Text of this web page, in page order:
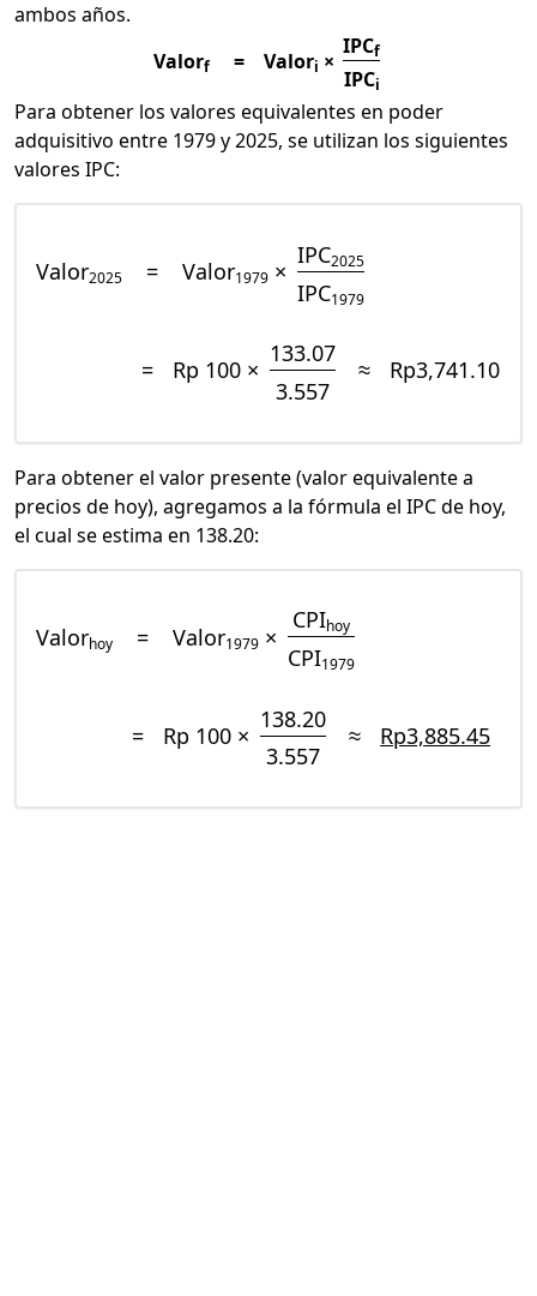
ambos años.
Valorf = Valori ×
IPCf
IPCi
Para obtener los valores equivalentes en poder
adquisitivo entre 1979 y 2025, se utilizan los siguientes
valores IPC:
Valor2025 = Valor1979 ×
IPC2025
IPC1979
= Rp 100 ×
133.07
3.557
≈ Rp3,741.10
Para obtener el valor presente (valor equivalente a
precios de hoy), agregamos a la fórmula el IPC de hoy,
el cual se estima en 138.20:
Valorhoy = Valor1979 ×
CPIhoy
CPI1979
= Rp 100 ×
138.20
3.557
≈ Rp3,885.45